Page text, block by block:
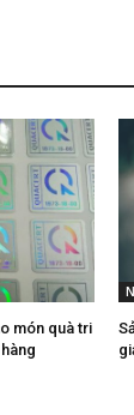
món quà tri